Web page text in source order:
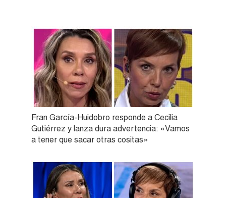
Fran García-Huidobro responde a Cecilia
Gutiérrez y lanza dura advertencia: «Vamos
a tener que sacar otras cositas»